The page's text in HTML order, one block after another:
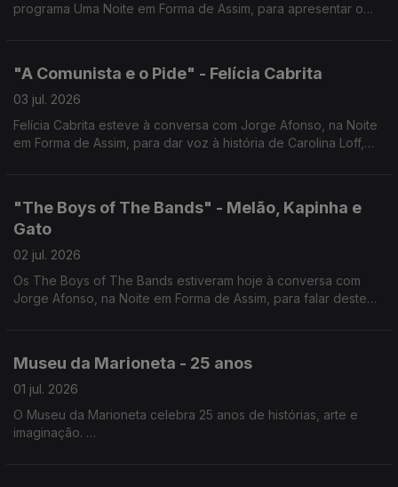
programa Uma Noite em Forma de Assim, para apresentar o
"A Comunista e o Pide" - Felícia Cabrita
03 jul. 2026
Felícia Cabrita esteve à conversa com Jorge Afonso, na Noite
em Forma de Assim, para dar voz à história de Carolina Loff,
"The Boys of The Bands" - Melão, Kapinha e
Gato
02 jul. 2026
Os The Boys of The Bands estiveram hoje à conversa com
Jorge Afonso, na Noite em Forma de Assim, para falar deste
Museu da Marioneta - 25 anos
01 jul. 2026
O Museu da Marioneta celebra 25 anos de histórias, arte e
imaginação.